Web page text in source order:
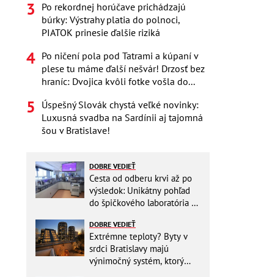
Po rekordnej horúčave prichádzajú
búrky: Výstrahy platia do polnoci,
PIATOK prinesie ďalšie riziká
Po ničení pola pod Tatrami a kúpaní v
plese tu máme ďalší nešvár! Drzosť bez
hraníc: Dvojica kvôli fotke vošla do...
Úspešný Slovák chystá veľké novinky:
Luxusná svadba na Sardínii aj tajomná
šou v Bratislave!
DOBRE VEDIEŤ
Cesta od odberu krvi až po
výsledok: Unikátny pohľad
do špičkového laboratória na
DOBRE VEDIEŤ
Extrémne teploty? Byty v
srdci Bratislavy majú
výnimočný systém, ktorý